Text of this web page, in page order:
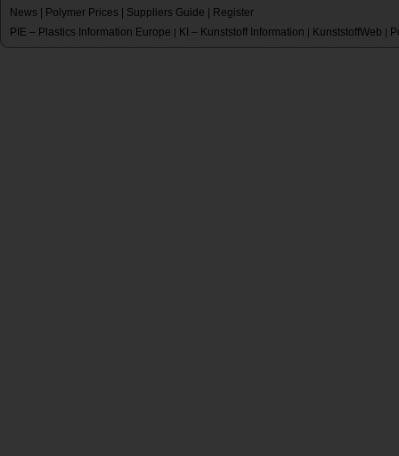
News Polymer Prices Suppliers Guide
Register
PIE – Plastics Information Europe | KI – Kunststoff Information | KunststoffWeb |